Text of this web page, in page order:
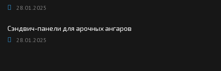
28.01.2025
Сэндвич-панели для арочных ангаров
28.01.2025